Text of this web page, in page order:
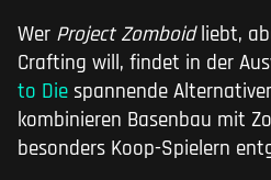
Wer Project Zomboidliebt,
Crafting will, findet in der
to Die spannende
kombinieren Basenbau mit
besonders Koop-Spielern